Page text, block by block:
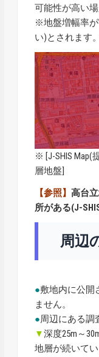
可能性が高い場
※地盤増幅率が
い)とされます
※ [J-SHIS Map(
層地盤]
【参照】高台
所がある(J-
周辺
●敷地内に公開
ません。
●周辺にある調
▼深度25m～
地層が続いてい